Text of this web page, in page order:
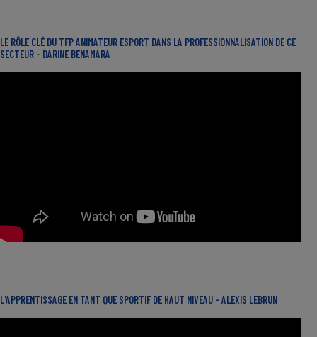
LE RÔLE CLÉ DU TFP ANIMATEUR ESPORT DANS LA PROFESSIONNALISATION DE CE
SECTEUR - DARINE BENAMARA
L'APPRENTISSAGE EN TANT QUE SPORTIF DE HAUT NIVEAU - ALEXIS LEBRUN